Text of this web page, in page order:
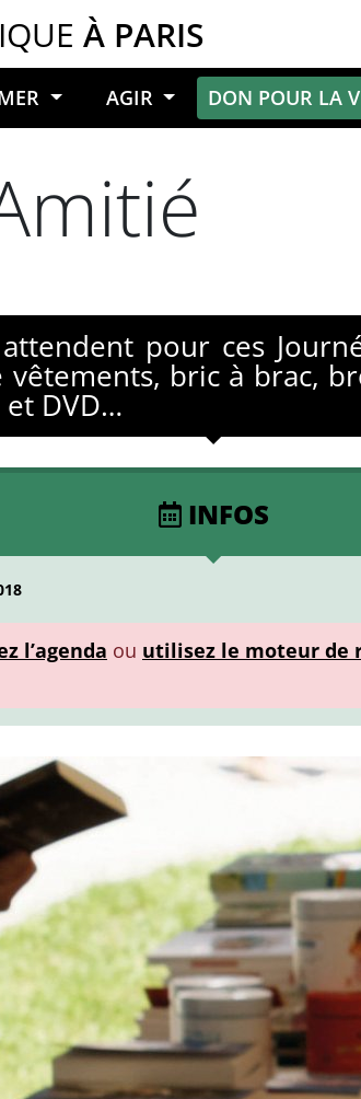
À PARIS
AGIR DON POUR LA
pour ces
vêtements, bric à brac,
DVD…
INFOS
l’agenda ou utilisez le moteur de